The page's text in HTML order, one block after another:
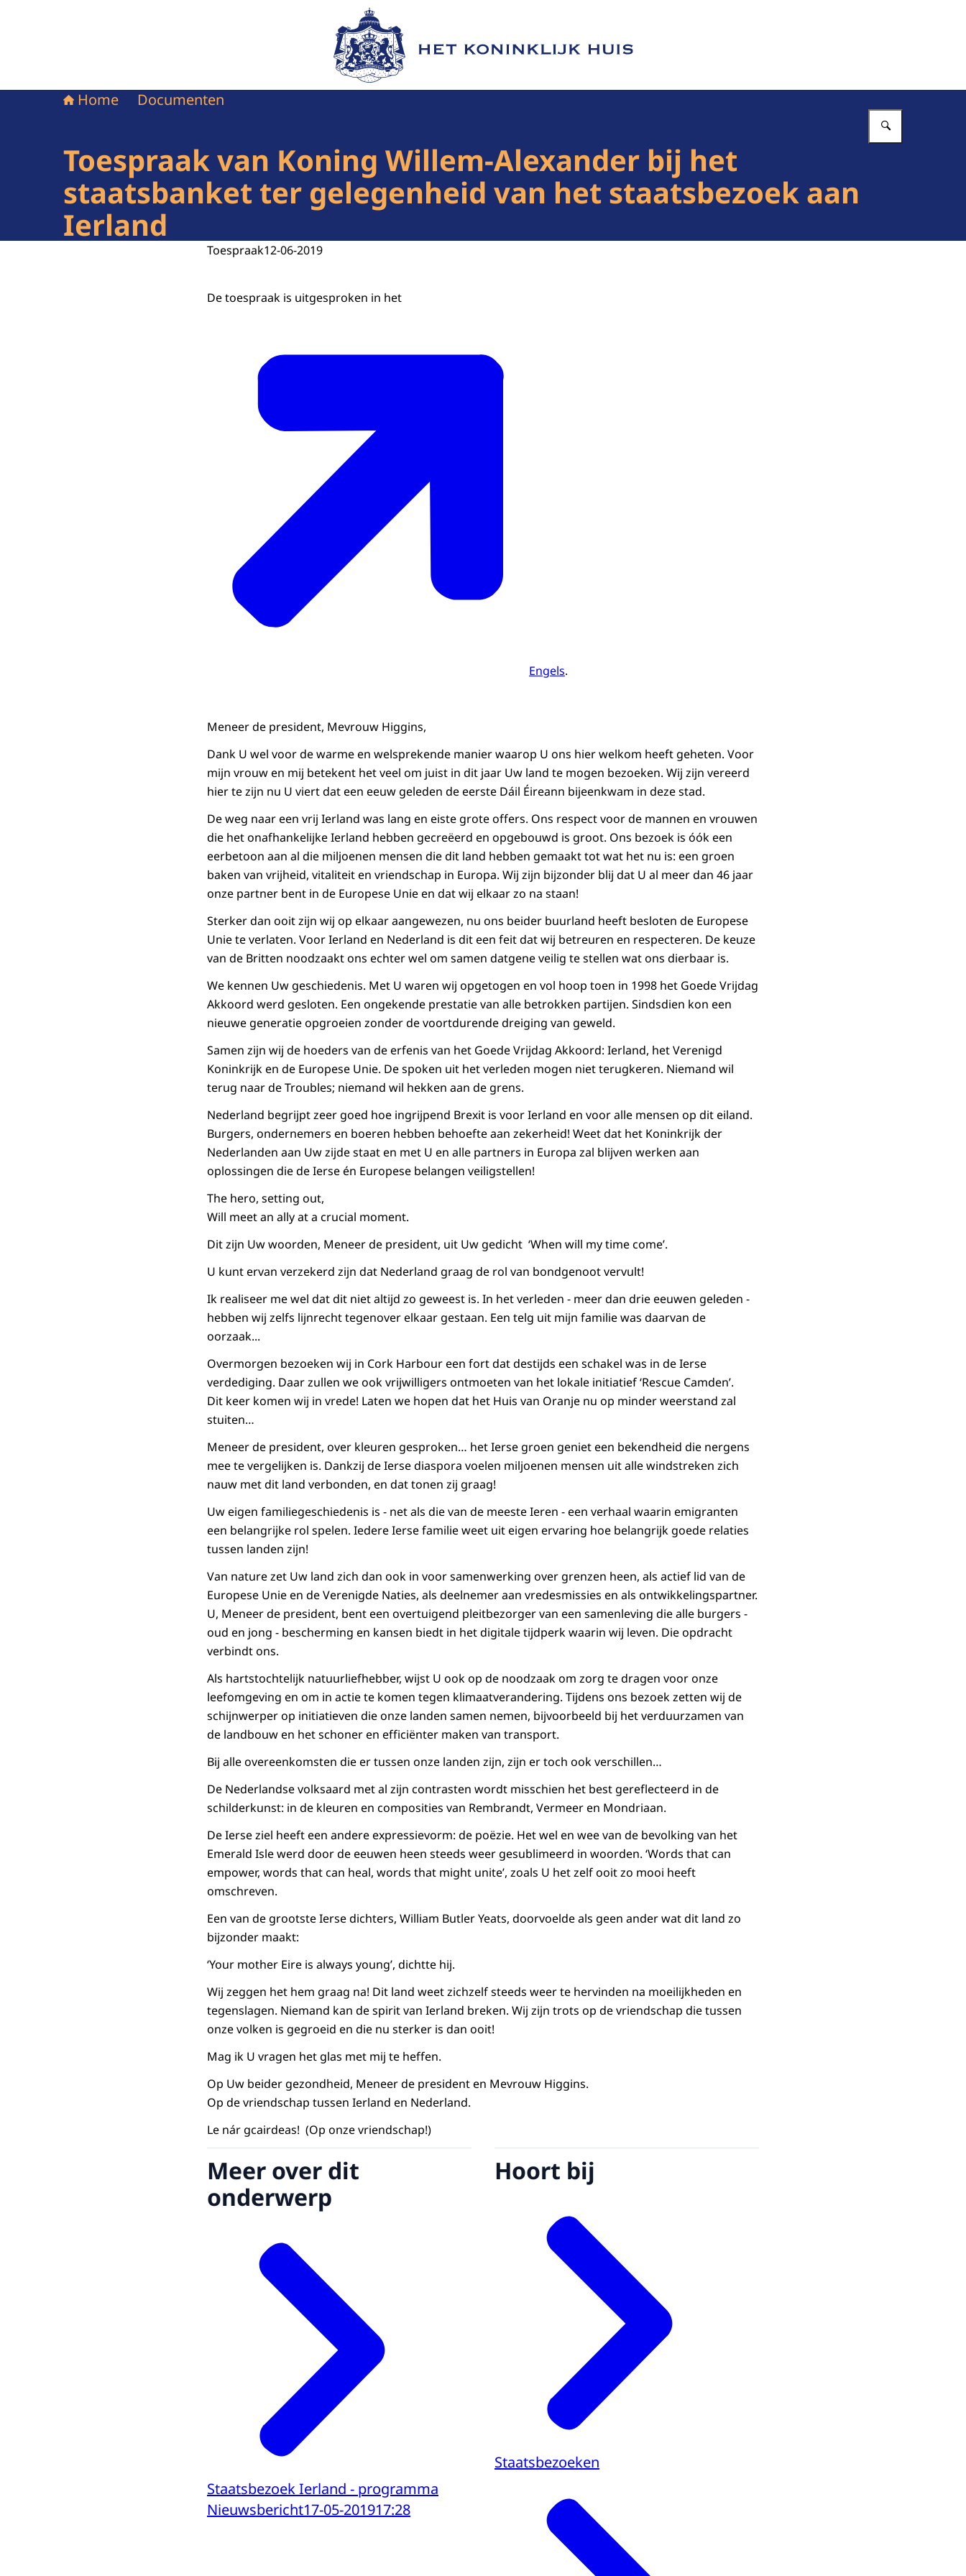
Naar de homepage van Het Koninklijk Huis
Home Documenten
Toespraak van Koning Willem-Alexander bij het
staatsbanket ter gelegenheid van het staatsbezoek aan
Ierland
Toespraak12-06-2019
De toespraak is uitgesproken in het
Engels.
Meneer de president, Mevrouw Higgins,
Dank U wel voor de warme en welsprekende manier waarop U ons hier welkom heeft geheten. Voor
mijn vrouw en mij betekent het veel om juist in dit jaar Uw land te mogen bezoeken. Wij zijn vereerd
hier te zijn nu U viert dat een eeuw geleden de eerste Dáil Éireann bijeenkwam in deze stad.
De weg naar een vrij Ierland was lang en eiste grote offers. Ons respect voor de mannen en vrouwen
die het onafhankelijke Ierland hebben gecreëerd en opgebouwd is groot. Ons bezoek is óók een
eerbetoon aan al die miljoenen mensen die dit land hebben gemaakt tot wat het nu is: een groen
baken van vrijheid, vitaliteit en vriendschap in Europa. Wij zijn bijzonder blij dat U al meer dan 46 jaar
onze partner bent in de Europese Unie en dat wij elkaar zo na staan!
Sterker dan ooit zijn wij op elkaar aangewezen, nu ons beider buurland heeft besloten de Europese
Unie te verlaten. Voor Ierland en Nederland is dit een feit dat wij betreuren en respecteren. De keuze
van de Britten noodzaakt ons echter wel om samen datgene veilig te stellen wat ons dierbaar is.
We kennen Uw geschiedenis. Met U waren wij opgetogen en vol hoop toen in 1998 het Goede Vrijdag
Akkoord werd gesloten. Een ongekende prestatie van alle betrokken partijen. Sindsdien kon een
nieuwe generatie opgroeien zonder de voortdurende dreiging van geweld.
Samen zijn wij de hoeders van de erfenis van het Goede Vrijdag Akkoord: Ierland, het Verenigd
Koninkrijk en de Europese Unie. De spoken uit het verleden mogen niet terugkeren. Niemand wil
terug naar de Troubles; niemand wil hekken aan de grens.
Nederland begrijpt zeer goed hoe ingrijpend Brexit is voor Ierland en voor alle mensen op dit eiland.
Burgers, ondernemers en boeren hebben behoefte aan zekerheid! Weet dat het Koninkrijk der
Nederlanden aan Uw zijde staat en met U en alle partners in Europa zal blijven werken aan
oplossingen die de Ierse én Europese belangen veiligstellen!
The hero, setting out,
Will meet an ally at a crucial moment.
Dit zijn Uw woorden, Meneer de president, uit Uw gedicht ‘When will my time come’.
U kunt ervan verzekerd zijn dat Nederland graag de rol van bondgenoot vervult!
Ik realiseer me wel dat dit niet altijd zo geweest is. In het verleden - meer dan drie eeuwen geleden -
hebben wij zelfs lijnrecht tegenover elkaar gestaan. Een telg uit mijn familie was daarvan de
oorzaak...
Overmorgen bezoeken wij in Cork Harboureen fort dat destijds een schakel was in de Ierse
verdediging. Daar zullen we ook vrijwilligers ontmoeten van het lokale initiatief ‘Rescue Camden’.
Dit keer komen wij in vrede! Laten we hopen dat het Huis van Oranje nu op minder weerstand zal
stuiten…
Meneer de president, over kleuren gesproken… het Ierse groen geniet een bekendheid die nergens
mee te vergelijken is. Dankzij de Ierse diaspora voelen miljoenen mensen uit alle windstreken zich
nauw met dit land verbonden, en dat tonen zij graag!
Uw eigen familiegeschiedenis is - net als die van de meeste Ieren - een verhaal waarin emigranten
een belangrijke rol spelen. Iedere Ierse familie weet uit eigen ervaring hoe belangrijk goede relaties
tussen landen zijn!
Van nature zet Uw land zich dan ook in voor samenwerking over grenzen heen, als actief lid van de
Europese Unie en de Verenigde Naties, als deelnemer aan vredesmissies en als ontwikkelingspartner.
U, Meneer de president, bent een overtuigend pleitbezorger van een samenleving die alle burgers -
oud en jong - bescherming en kansen biedt in het digitale tijdperk waarin wij leven. Die opdracht
verbindt ons.
Als hartstochtelijk natuurliefhebber, wijst U ook op de noodzaak om zorg te dragen voor onze
leefomgeving en om in actie te komen tegen klimaatverandering. Tijdens ons bezoek zetten wij de
schijnwerper op initiatieven die onze landen samen nemen, bijvoorbeeld bij het verduurzamen van
de landbouw en het schoner en efficiënter maken van transport.
Bij alle overeenkomsten die er tussen onze landen zijn, zijn er toch ook verschillen…
De Nederlandse volksaard met al zijn contrasten wordt misschien het best gereflecteerd in de
schilderkunst: in de kleuren en composities van Rembrandt, Vermeer en Mondriaan.
De Ierse ziel heeft een andere expressievorm: de poëzie. Het wel en wee van de bevolking van het
Emerald Isle werd door de eeuwen heen steeds weer gesublimeerd in woorden. ‘Words that can
empower, words that can heal, words that might unite’, zoals U het zelf ooit zo mooi heeft
omschreven.
Een van de grootste Ierse dichters, William Butler Yeats, doorvoelde als geen ander wat dit land zo
bijzonder maakt:
‘Your mother Eire is always young’, dichtte hij.
Wij zeggen het hem graag na! Dit land weet zichzelf steeds weer te hervinden na moeilijkheden en
tegenslagen. Niemand kan de spirit van Ierland breken. Wij zijn trots op de vriendschap die tussen
onze volken is gegroeid en die nu sterker is dan ooit!
Mag ik U vragen het glas met mij te heffen.
Op Uw beider gezondheid, Meneer de president en Mevrouw Higgins.
Op de vriendschap tussen Ierland en Nederland.
Le nár gcairdeas! (Op onze vriendschap!)
Meer over dit
onderwerp
Staatsbezoek Ierland - programma
Nieuwsbericht17-05-201917:28
Hoort bij
Staatsbezoeken